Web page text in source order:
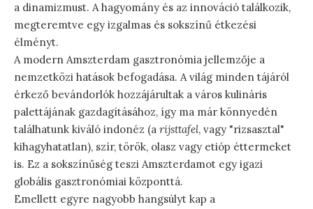
a dinamizmust. A hagyomány és az innováció találkozik,
megteremtve egy izgalmas és sokszínű étkezési
élményt.
A modern Amszterdam gasztronómia jellemzője a
nemzetközi hatások befogadása. A világ minden tájáról
érkező bevándorlók hozzájárultak a város kulináris
palettájának gazdagításához, így ma már könnyedén
találhatunk kiváló indonéz (a rijsttafel, vagy "rizsasztal"
kihagyhatatlan), szír, török, olasz vagy etióp éttermeket
is. Ez a sokszínűség teszi Amszterdamot egy igazi
globális gasztronómiai központtá.
Emellett egyre nagyobb hangsúlyt kap a